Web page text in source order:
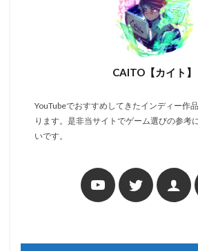
CAITO【カイト】
YouTubeでおすすめしてきたインディー作
ります。是非当サイトでゲーム選びの参考
いです。